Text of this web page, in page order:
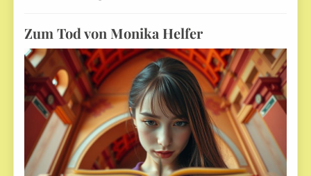
Zum Tod von Monika Helfer